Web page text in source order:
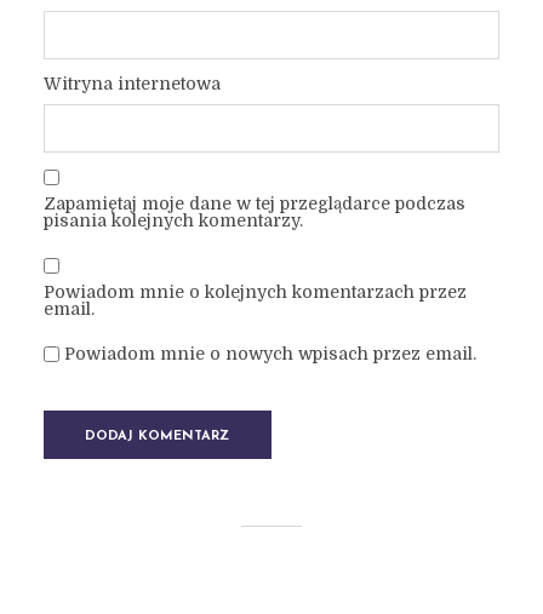
Witryna internetowa
Zapamiętaj moje dane w tej przeglądarce podczas
pisania kolejnych komentarzy.
Powiadom mnie o kolejnych komentarzach przez
email.
Powiadom mnie o nowych wpisach przez email.